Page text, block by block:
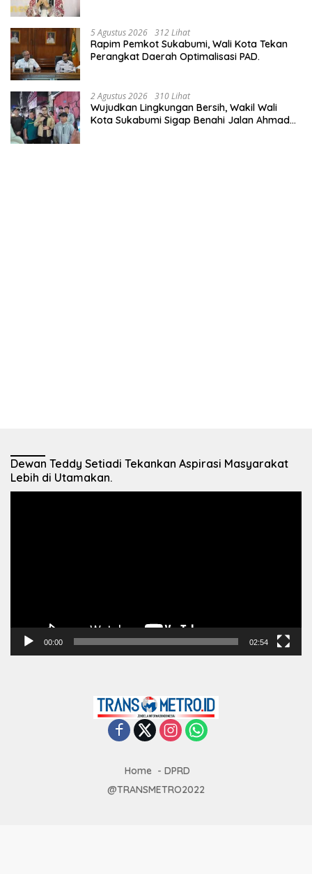
5 Agustus 2026 312 Lihat
Rapim Pemkot Sukabumi, Wali Kota Tekan
Perangkat Daerah Optimalisasi PAD.
2 Agustus 2026 310 Lihat
Wujudkan Lingkungan Bersih, Wakil Wali
Kota Sukabumi Sigap Benahi Jalan Ahmad
Dewan Teddy Setiadi Tekankan Aspirasi Masyarakat
Lebih di Utamakan.
00:00 02:54
Home
DPRD
@TRANSMETRO2022